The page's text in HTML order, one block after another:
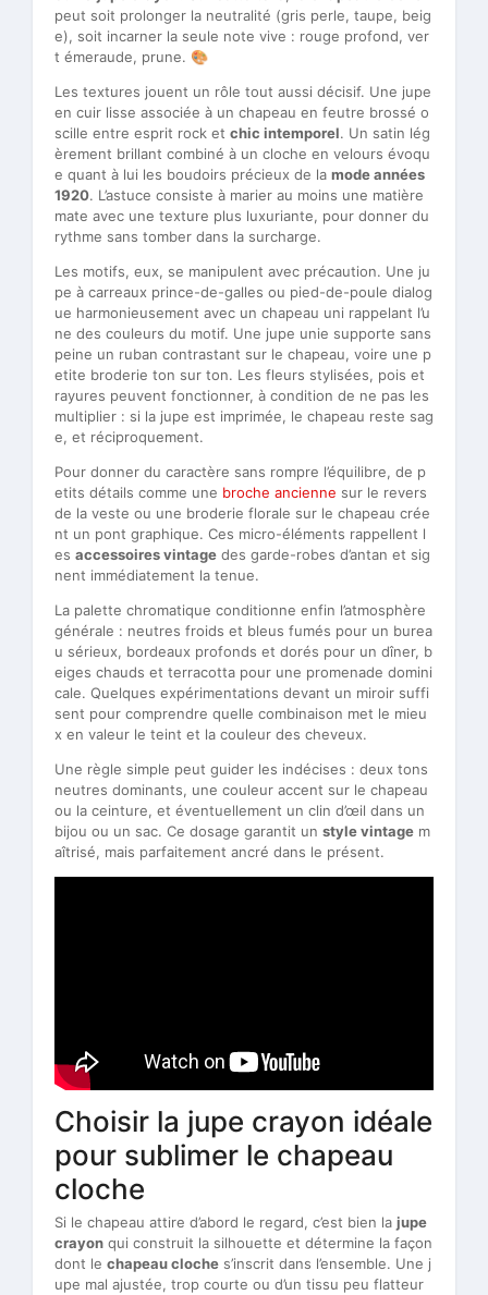
peut soit prolonger la neutralité (gris perle, taupe, beig
e), soit incarner la seule note vive : rouge profond, ver
t émeraude, prune. 🎨
Les textures jouent un rôle tout aussi décisif. Une jupe
en cuir lisse associée à un chapeau en feutre brossé o
scille entre esprit rock et chic intemporel. Un satin lég
èrement brillant combiné à un cloche en velours évoqu
e quant à lui les boudoirs précieux de la mode années
1920. L’astuce consiste à marier au moins une matière
mate avec une texture plus luxuriante, pour donner du
rythme sans tomber dans la surcharge.
Les motifs, eux, se manipulent avec précaution. Une ju
pe à carreaux prince-de-galles ou pied-de-poule dialog
ue harmonieusement avec un chapeau uni rappelant l’u
ne des couleurs du motif. Une jupe unie supporte sans
peine un ruban contrastant sur le chapeau, voire une p
etite broderie ton sur ton. Les fleurs stylisées, pois et
rayures peuvent fonctionner, à condition de ne pas les
multiplier : si la jupe est imprimée, le chapeau reste sag
e, et réciproquement.
Pour donner du caractère sans rompre l’équilibre, de p
etits détails comme une broche ancienne sur le revers
de la veste ou une broderie florale sur le chapeau crée
nt un pont graphique. Ces micro-éléments rappellent l
es accessoires vintage des garde-robes d’antan et sig
nent immédiatement la tenue.
La palette chromatique conditionne enfin l’atmosphère
générale : neutres froids et bleus fumés pour un burea
u sérieux, bordeaux profonds et dorés pour un dîner, b
eiges chauds et terracotta pour une promenade domini
cale. Quelques expérimentations devant un miroir suffi
sent pour comprendre quelle combinaison met le mieu
x en valeur le teint et la couleur des cheveux.
Une règle simple peut guider les indécises : deux tons
neutres dominants, une couleur accent sur le chapeau
ou la ceinture, et éventuellement un clin d’œil dans un
bijou ou un sac. Ce dosage garantit un style vintage m
aîtrisé, mais parfaitement ancré dans le présent.
Choisir la jupe crayon idéale
pour sublimer le chapeau
cloche
Si le chapeau attire d’abord le regard, c’est bien la jupe
crayon qui construit la silhouette et détermine la façon
dont le chapeau cloche s’inscrit dans l’ensemble. Une j
upe mal ajustée, trop courte ou d’un tissu peu flatteur